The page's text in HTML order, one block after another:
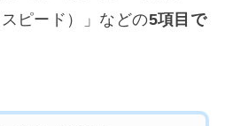
ピード）」などの5項目で